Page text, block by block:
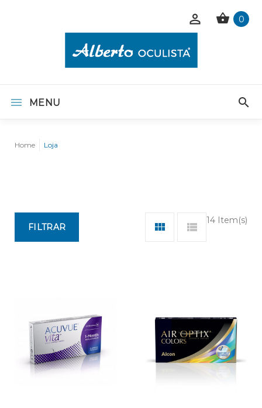
0
MENU
Home Loja
14 Item(s)
FILTRAR